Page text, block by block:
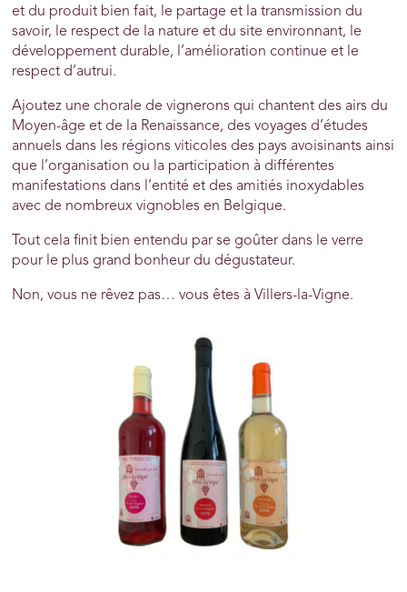
et du produit bien fait, le partage et la transmission du
savoir, le respect de la nature et du site environnant, le
développement durable, l’amélioration continue et le
respect d’autrui.
Ajoutez une chorale de vignerons qui chantent des airs du
Moyen-âge et de la Renaissance, des voyages d’études
annuels dans les régions viticoles des pays avoisinants ainsi
que l’organisation ou la participation à différentes
manifestations dans l’entité et des amitiés inoxydables
avec de nombreux vignobles en Belgique.
Tout cela finit bien entendu par se goûter dans le verre
pour le plus grand bonheur du dégustateur.
Non, vous ne rêvez pas… vous êtes à Villers-la-Vigne.